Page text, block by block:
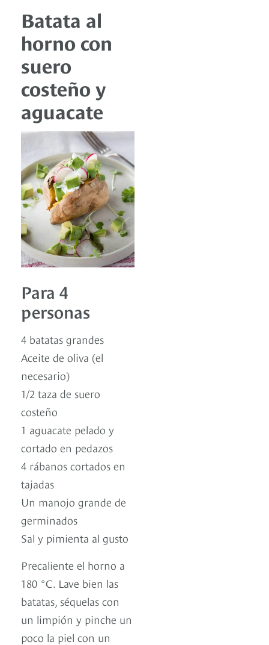
Batata al
horno con
suero
costeño y
aguacate
Para 4
personas
4 batatas grandes
Aceite de oliva (el
necesario)
1/2 taza de suero
costeño
1 aguacate pelado y
cortado en pedazos
4 rábanos cortados en
tajadas
Un manojo grande de
germinados
Sal y pimienta al gusto
Precaliente el horno a
180 °C. Lave bien las
batatas, séquelas con
un limpión y pinche un
poco la piel con un